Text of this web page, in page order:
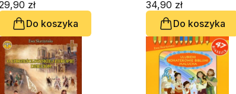
zł
Do koszyka
34,90 zł
Do koszyka